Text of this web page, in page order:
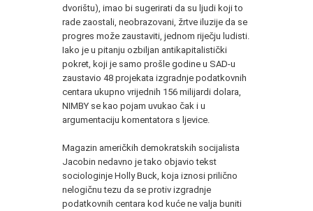
dvorištu), imao bi sugerirati da su ljudi koji to
rade zaostali, neobrazovani, žrtve iluzije da se
progres može zaustaviti, jednom riječju ludisti.
Iako je u pitanju ozbiljan antikapitalistički
pokret, koji je samo prošle godine u SAD-u
zaustavio 48 projekata izgradnje podatkovnih
centara ukupno vrijednih 156 milijardi dolara,
NIMBY se kao pojam uvukao čak i u
argumentaciju komentatora s ljevice.
Magazin američkih demokratskih socijalista
Jacobin nedavno je tako objavio tekst
sociologinje Holly Buck, koja iznosi prilično
nelogičnu tezu da se protiv izgradnje
podatkovnih centara kod kuće ne valja buniti